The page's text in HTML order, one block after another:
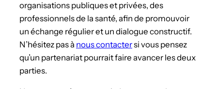
organisations publiques et privées, des
professionnels de la santé, afin de promouvoir
un échange régulier et un dialogue constructif.
N’hésitez pas à nous contactersi vous pensez
qu’un partenariat pourrait faire avancer les deux
parties.